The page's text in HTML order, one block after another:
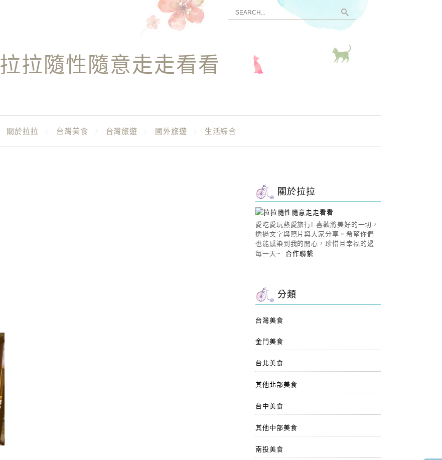
拉拉隨性隨意走走看看
關於拉拉 台灣美食 台灣旅遊 國外旅遊 生活綜合
關於拉拉
愛吃愛玩熱愛旅行! 喜歡將美好的一切，
透過文字與照片與大家分享。希望你們
也能感染到我的開心，珍惜且幸福的過
每一天~合作聯繫
分類
台灣美食
金門美食
台北美食
其他北部美食
台中美食
其他中部美食
南投美食